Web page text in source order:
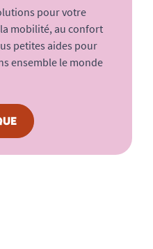
pour votre
mobilité, au confort
petites aides pour
ensemble le monde